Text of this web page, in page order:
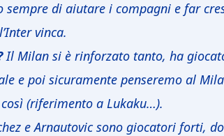
sempre di aiutare i compagni e far
vinca.
Il Milan si è rinforzato tanto, ha
e poi sicuramente penseremo al
(riferimento a Lukaku…).
e Arnautovic sono giocatori forti,